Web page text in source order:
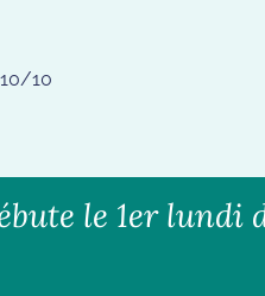
10
le 1er lundi